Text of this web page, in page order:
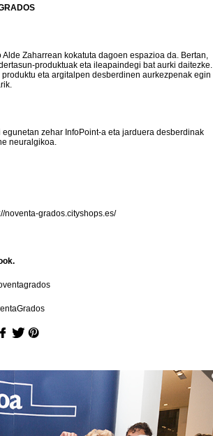
Zaharrean kokatuta dagoen espazioa da. Bertan,
produktuak eta ileapaindegi bat aurki daitezke.
eta argitalpen desberdinen aurkezpenak egin
zehar InfoPoint-a eta jarduera desberdinak
neuralgikoa.
noventa-grados.cityshops.es/